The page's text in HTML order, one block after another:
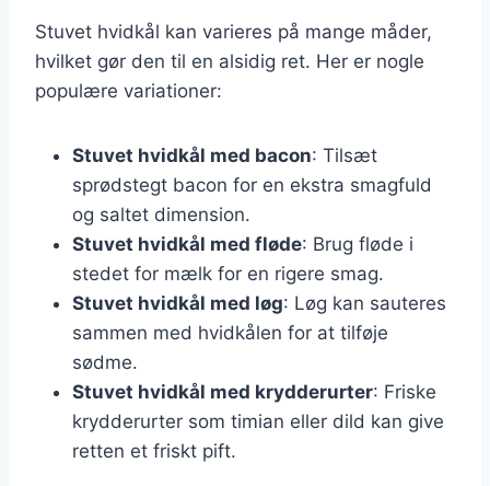
Stuvet hvidkål kan varieres på mange måder,
hvilket gør den til en alsidig ret. Her er nogle
populære variationer:
Stuvet hvidkål med bacon: Tilsæt
sprødstegt bacon for en ekstra smagfuld
og saltet dimension.
Stuvet hvidkål med fløde: Brug fløde i
stedet for mælk for en rigere smag.
Stuvet hvidkål med løg: Løg kan sauteres
sammen med hvidkålen for at tilføje
sødme.
Stuvet hvidkål med krydderurter: Friske
krydderurter som timian eller dild kan give
retten et friskt pift.